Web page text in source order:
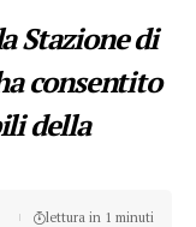
Stazione di
consentito
della
lettura in 1 minuti